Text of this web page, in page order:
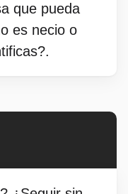
que pueda
es necio o